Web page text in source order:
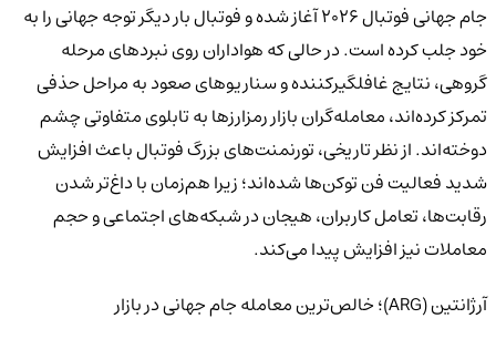
جام جهانی فوتبال ۲۰۲۶ آغاز شده و فوتبال بار دیگر توجه جهانی را به
خود جلب کرده است. در حالی که هواداران روی نبردهای مرحله
گروهی، نتایج غافلگیرکننده و سناریوهای صعود به مراحل حذفی
تمرکز کرده‌اند، معامله‌گران بازار رمزارزها به تابلوی متفاوتی چشم
دوخته‌اند. از نظر تاریخی، تورنمنت‌های بزرگ فوتبال باعث افزایش
شدید فعالیت فن توکن‌ها شده‌اند؛ زیرا هم‌زمان با داغ‌تر شدن
رقابت‌ها، تعامل کاربران، هیجان در شبکه‌های اجتماعی و حجم
معاملات نیز افزایش پیدا می‌کند.
آرژانتین (ARG)؛ خالص‌ترین معامله جام جهانی در بازار